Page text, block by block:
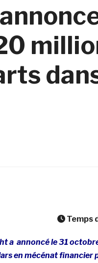
Temps
a annoncé le 31
en mécénat financier